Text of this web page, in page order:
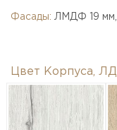
Фасады: ЛМДФ 19
Цвет Корпуса,